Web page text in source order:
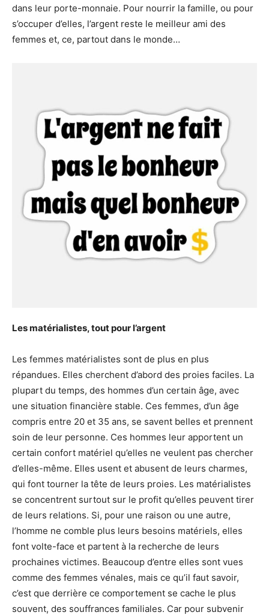
dans leur porte-monnaie. Pour nourrir la famille, ou pour
s’occuper d’elles, l’argent reste le meilleur ami des
femmes et, ce, partout dans le monde…
Les matérialistes, tout pour l’argent
Les femmes matérialistes sont de plus en plus
répandues. Elles cherchent d’abord des proies faciles. La
plupart du temps, des hommes d’un certain âge, avec
une situation financière stable. Ces femmes, d’un âge
compris entre 20 et 35 ans, se savent belles et prennent
soin de leur personne. Ces hommes leur apportent un
certain confort matériel qu’elles ne veulent pas chercher
d’elles-même. Elles usent et abusent de leurs charmes,
qui font tourner la tête de leurs proies. Les matérialistes
se concentrent surtout sur le profit qu’elles peuvent tirer
de leurs relations. Si, pour une raison ou une autre,
l’homme ne comble plus leurs besoins matériels, elles
font volte-face et partent à la recherche de leurs
prochaines victimes. Beaucoup d’entre elles sont vues
comme des femmes vénales, mais ce qu’il faut savoir,
c’est que derrière ce comportement se cache le plus
souvent, des souffrances familiales. Car pour subvenir